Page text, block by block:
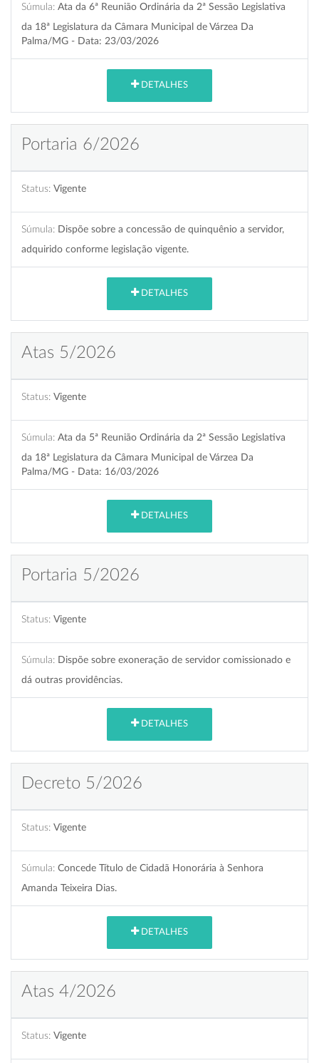
Súmula: Ata da 6ª Reunião Ordinária da 2ª Sessão Legislativa
da 18ª Legislatura da Câmara Municipal de Várzea Da
Palma/MG - Data: 23/03/2026
DETALHES
Portaria 6/2026
Status: Vigente
Súmula: Dispõe sobre a concessão de quinquênio a servidor,
adquirido conforme legislação vigente.
DETALHES
Atas 5/2026
Status: Vigente
Súmula: Ata da 5ª Reunião Ordinária da 2ª Sessão Legislativa
da 18ª Legislatura da Câmara Municipal de Várzea Da
Palma/MG - Data: 16/03/2026
DETALHES
Portaria 5/2026
Status: Vigente
Súmula: Dispõe sobre exoneração de servidor comissionado e
dá outras providências.
DETALHES
Decreto 5/2026
Status: Vigente
Súmula: Concede Título de Cidadã Honorária à Senhora
Amanda Teixeira Dias.
DETALHES
Atas 4/2026
Status: Vigente